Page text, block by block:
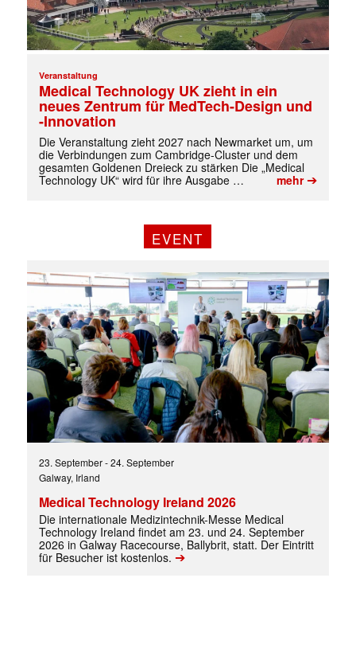
✕
Veranstaltung
Medical Technology UK zieht in ein
neues Zentrum für MedTech-Design und
-Innovation
Die Veranstaltung zieht 2027 nach Newmarket um, um
die Verbindungen zum Cambridge-Cluster und dem
gesamten Goldenen Dreieck zu stärken Die „Medical
Technology UK“ wird für ihre Ausgabe …
mehr➔
EVENT
23. September-24. September
Galway, Irland
Medical Technology Ireland 2026
Die internationale Medizintechnik-Messe Medical
Technology Ireland findet am 23. und 24. September
2026 in Galway Racecourse, Ballybrit, statt. Der Eintritt
für Besucher ist kostenlos. ➔